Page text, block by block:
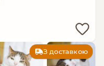
З доставкою